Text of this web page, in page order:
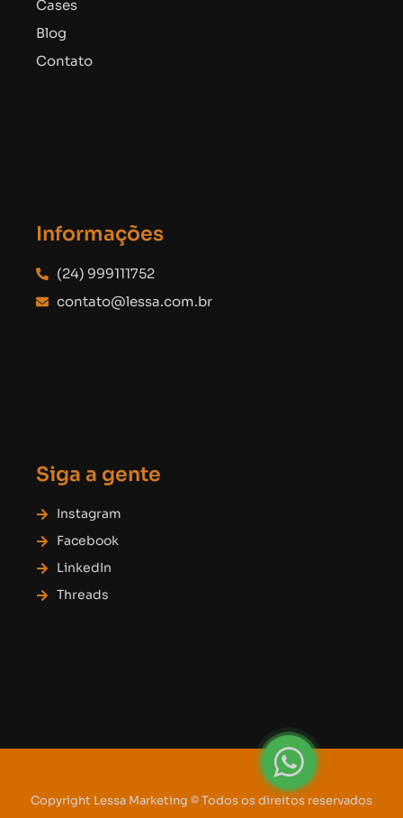
Cases
Blog
Contato
Informações
(24) 999111752
contato@lessa.com.br
Siga a gente
Instagram
Facebook
LinkedIn
Threads
Copyright Lessa Marketing © Todos os direitos reservados